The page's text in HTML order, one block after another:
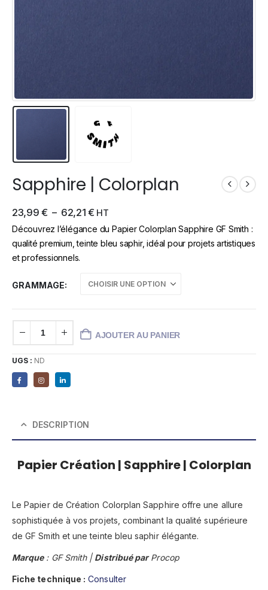
Sapphire | Colorplan
23,99 € – 62,21 € HT
Découvrez l’élégance du Papier Colorplan Sapphire GF Smith :
qualité premium, teinte bleu saphir, idéal pour projets artistiques
et professionnels.
GRAMMAGE
AJOUTER AU PANIER
UGS : ND
DESCRIPTION
Papier Création | Sapphire | Colorplan
Le Papier de Création Colorplan Sapphire offre une allure
sophistiquée à vos projets, combinant la qualité supérieure
de GF Smith et une teinte bleu saphir élégante.
Marque: GF Smith | Distribué parProcop
Fiche technique : Consulter